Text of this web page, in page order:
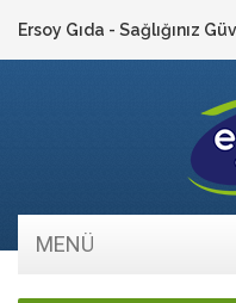
Ersoy Gıda - Sağlığınız
MENÜ